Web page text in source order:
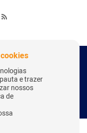
Reservados
e trazer
nossos
de